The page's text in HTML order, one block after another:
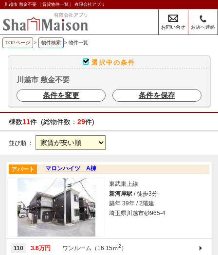
川越市 敷金不要 ｜賃貸物件一覧｜ 有限会社アプリ
お問い合せ お店へ連絡
TOPページ > 物件検索 > 物件一覧
選択中の条件
川越市 敷金不要
条件を変更
条件を保存
棟数11件 (総物件数： 29件)
並び順 ：
マロンハイツ A棟
アパート
東武東上線
新河岸駅 / 徒歩3分
築年 39年 / 2階建
埼玉県川越市砂965-4
110 3.6万円 ワンルーム（16.15ｍ2 ）